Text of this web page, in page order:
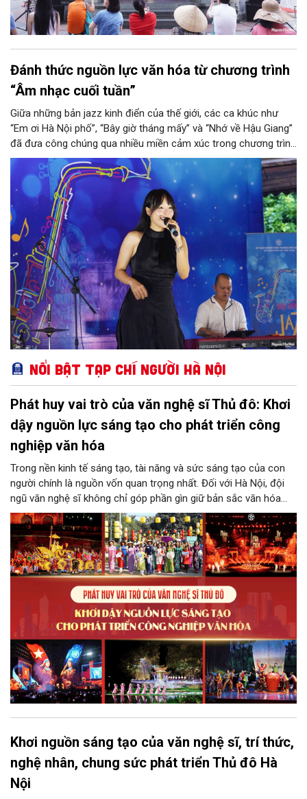
Đánh thức nguồn lực văn hóa từ chương trình
“Âm nhạc cuối tuần”
Giữa những bản jazz kinh điển của thế giới, các ca khúc như
“Em ơi Hà Nội phố”, “Bây giờ tháng mấy” và “Nhớ về Hậu Giang”
đã đưa công chúng qua nhiều miền cảm xúc trong chương trình
“Âm nhạc cuối tuần” chiều 12/7 tại Nhà Bát Giác - Vườn hoa Lý
Thái Tổ. Từ một sân khấu mở bên hồ Hoàn Kiếm, đời sống văn
hóa Thủ đô thêm phong phú, cho thấy cách Hà Nội đưa nghệ
thuật đến gần công chúng và từng bước xây dựng môi trường
văn hóa đô thị văn minh, hiện đại.
Nổi bật Tạp chí Người Hà Nội
Phát huy vai trò của văn nghệ sĩ Thủ đô: Khơi
dậy nguồn lực sáng tạo cho phát triển công
nghiệp văn hóa
Trong nền kinh tế sáng tạo, tài năng và sức sáng tạo của con
người chính là nguồn vốn quan trọng nhất. Đối với Hà Nội, đội
ngũ văn nghệ sĩ không chỉ góp phần gìn giữ bản sắc văn hóa
mà còn giữ vai trò trung tâm trong quá trình hình thành các sản
phẩm công nghiệp văn hóa có giá trị. Khơi dậy, phát huy và tạo
điều kiện để nguồn lực sáng tạo ấy phát triển sẽ là “chìa khóa”
để Hà Nội khai thác hiệu quả tiềm năng văn hóa, nâng cao năng
lực cạnh tranh và khẳng định vị thế của một trung tâm sáng tạo
trong kỷ nguyên mới.
Khơi nguồn sáng tạo của văn nghệ sĩ, trí thức,
nghệ nhân, chung sức phát triển Thủ đô Hà
Nội